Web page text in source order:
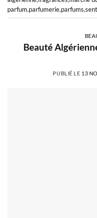
parfum,parfumerie,parfums,
Beauté
PUBLIÉ LE 13